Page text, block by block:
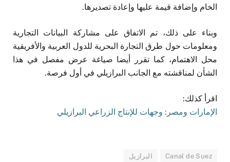
الخام وإضافة قيمة عليها وإعادة تصديرها.
وبناء على ذلك، تم الاتفاق على مشاركة البيانات التجارية
ومعلومات حول طرق التجارة البحرية للدول العربية والأفريقية
محل الاهتمام، كما تقرر أيضا صياغة عرض مفصل في هذا
الشأن لمناقشته مع الجانب البرازيلي في أول فرصة.
اقرأ كذلك:
الإمارات ومصر: وجهات للإنتاج الزراعي البرازيلي
Canal de Suez البرازيل